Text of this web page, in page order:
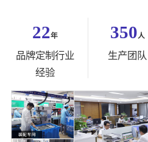
22年
品牌定制行业
经验
350 人
生产团队
5000+
塑料模具
21000
温州2家+杭